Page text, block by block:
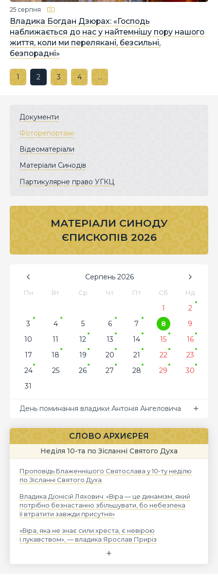
Владика Богдан Дзюрах: «Господь
наближається до нас у найтемнішу пору нашого
життя, коли ми перелякані, безсильні,
безпорадні»
25 серпня
1 2 3 4 …
Документи
Фоторепортажі
Відеоматеріали
Матеріали Синодів
Партикулярне право УГКЦ
МАТЕРІАЛИ СИНОДУ
ЄПИСКОПІВ 2026
Серпень 2026
Пн Вт Ср Чт Пт Сб Нд
1
2
3
4 5 6 7 8
9
10
11 12 13 14 15
16
17
18 19 20 21 22
23
24
25 26 27 28 29
30
31
День поминання владики Антонія Ангеловича
СЛОВО АРХИЄРЕЯ
Неділя 10-та по Зісланні Святого Духа
Проповідь Блаженнішого Святослава у 10-ту неділю
по Зісланні Святого Духа
Владика Діонісій Ляхович: «Віра — це динамізм, який
потрібно безнастанно збільшувати, бо небезпека
її втратити завжди присутня»
«Віра, яка не знає сили хреста, є невірою
і лукавством», — владика Ярослав Приріз